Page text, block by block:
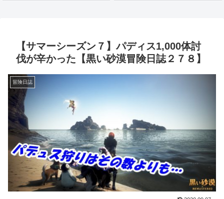
【サマーシーズン７】パディス1,000体討
伐が辛かった【黒い砂漠冒険日誌２７８】
冒険日誌